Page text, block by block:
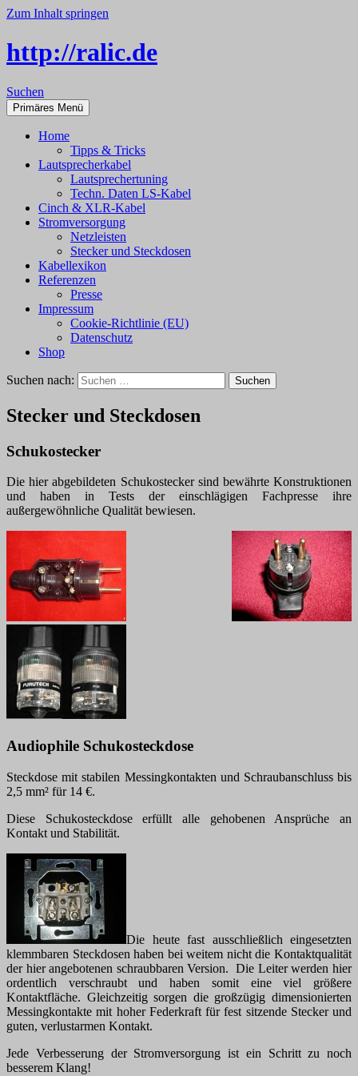
Zum Inhalt springen
http://ralic.de
Suchen
Primäres Menü
Home
Tipps & Tricks
Lautsprecherkabel
Lautsprechertuning
Techn. Daten LS-Kabel
Cinch & XLR-Kabel
Stromversorgung
Netzleisten
Stecker und Steckdosen
Kabellexikon
Referenzen
Presse
Impressum
Cookie-Richtlinie (EU)
Datenschutz
Shop
Suchen nach:
Stecker und Steckdosen
Schukostecker
Die hier abgebildeten Schukostecker sind bewährte Konstruktionen
und haben in Tests der einschlägigen Fachpresse ihre
außergewöhnliche Qualität bewiesen.
Audiophile Schukosteckdose
Steckdose mit stabilen Messingkontakten und Schraubanschluss bis
2,5 mm² für 14 €.
Diese Schukosteckdose erfüllt alle gehobenen Ansprüche an
Kontakt und Stabilität.
Die heute fast ausschließlich eingesetzten
klemmbaren Steckdosen haben bei weitem nicht die Kontaktqualität
der hier angebotenen schraubbaren Version. Die Leiter werden hier
ordentlich verschraubt und haben somit eine viel größere
Kontaktfläche. Gleichzeitig sorgen die großzügig dimensionierten
Messingkontakte mit hoher Federkraft für fest sitzende Stecker und
guten, verlustarmen Kontakt.
Jede Verbesserung der Stromversorgung ist ein Schritt zu noch
besserem Klang!